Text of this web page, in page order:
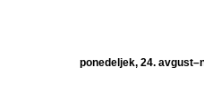
ponedeljek, 24.